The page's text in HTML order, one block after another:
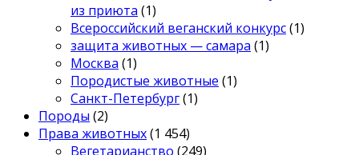
из приюта (1)
Всероссийский веганский конкурс(1)
защита животных — самара (1)
Москва (1)
Породистые животные (1)
Санкт-Петербург(1)
Породы (2)
Права животных(1 454)
Вегетарианство (249)